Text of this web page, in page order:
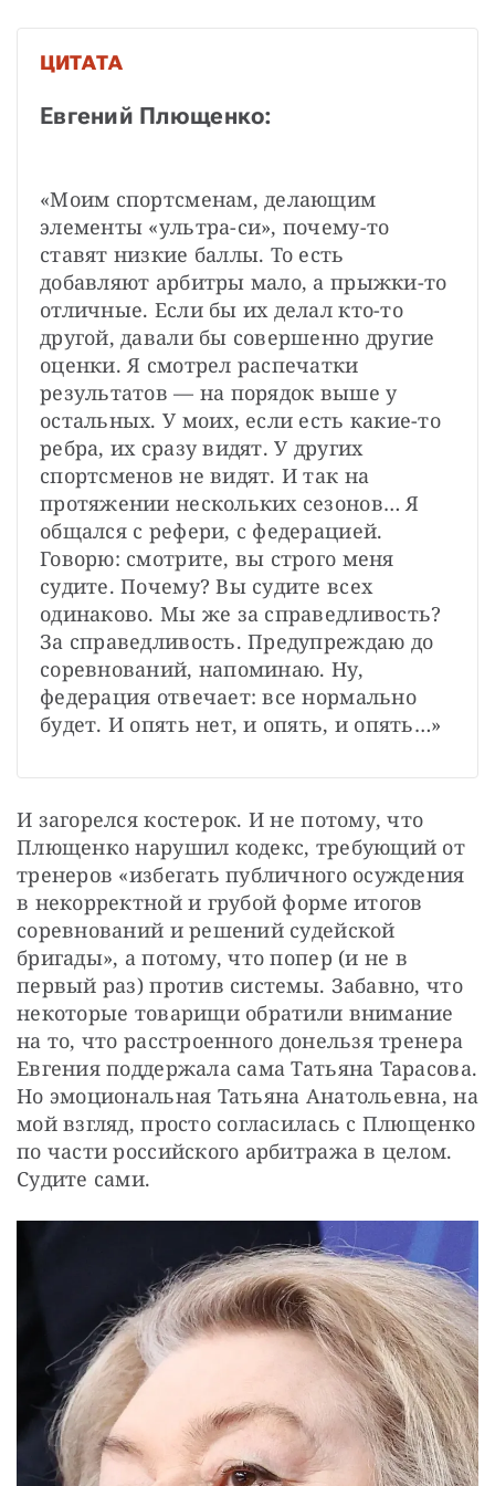
ЦИТАТА
Евгений Плющенко:
«Моим спортсменам, делающим
элементы «ультра-си», почему-то
ставят низкие баллы. То есть
добавляют арбитры мало, а прыжки-то
отличные. Если бы их делал кто-то
другой, давали бы совершенно другие
оценки. Я смотрел распечатки
результатов — на порядок выше у
остальных. У моих, если есть какие-то
ребра, их сразу видят. У других
спортсменов не видят. И так на
протяжении нескольких сезонов… Я
общался с рефери, с федерацией.
Говорю: смотрите, вы строго меня
судите. Почему? Вы судите всех
одинаково. Мы же за справедливость?
За справедливость. Предупреждаю до
соревнований, напоминаю. Ну,
федерация отвечает: все нормально
будет. И опять нет, и опять, и опять…»
И загорелся костерок. И не потому, что
Плющенко нарушил кодекс, требующий от
тренеров «избегать публичного осуждения
в некорректной и грубой форме итогов
соревнований и решений судейской
бригады», а потому, что попер (и не в
первый раз) против системы. Забавно, что
некоторые товарищи обратили внимание
на то, что расстроенного донельзя тренера
Евгения поддержала сама Татьяна Тарасова.
Но эмоциональная Татьяна Анатольевна, на
мой взгляд, просто согласилась с Плющенко
по части российского арбитража в целом.
Судите сами.